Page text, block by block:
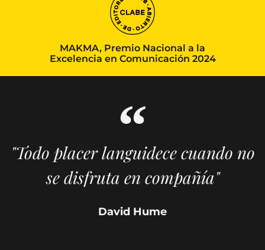
MAKMA, Premio Nacional a la
Excelencia en Comunicación 2024
"Todo placer languidece cuando no
se disfruta en compañía"
David Hume